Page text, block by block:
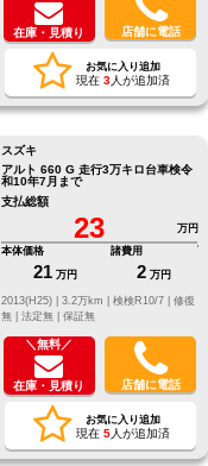
在庫・見積り 店舗に電話
お気に入り追加
現在 3人が追加済
スズキ
アルト 660 G 走行3万キロ台車検令
和10年7月まで
支払総額
23
万円
本体価格
21 万円
諸費用
2 万円
修復
無 | 法定無 | 保証無
＼無料／
在庫・見積り 店舗に電話
お気に入り追加
現在 5人が追加済